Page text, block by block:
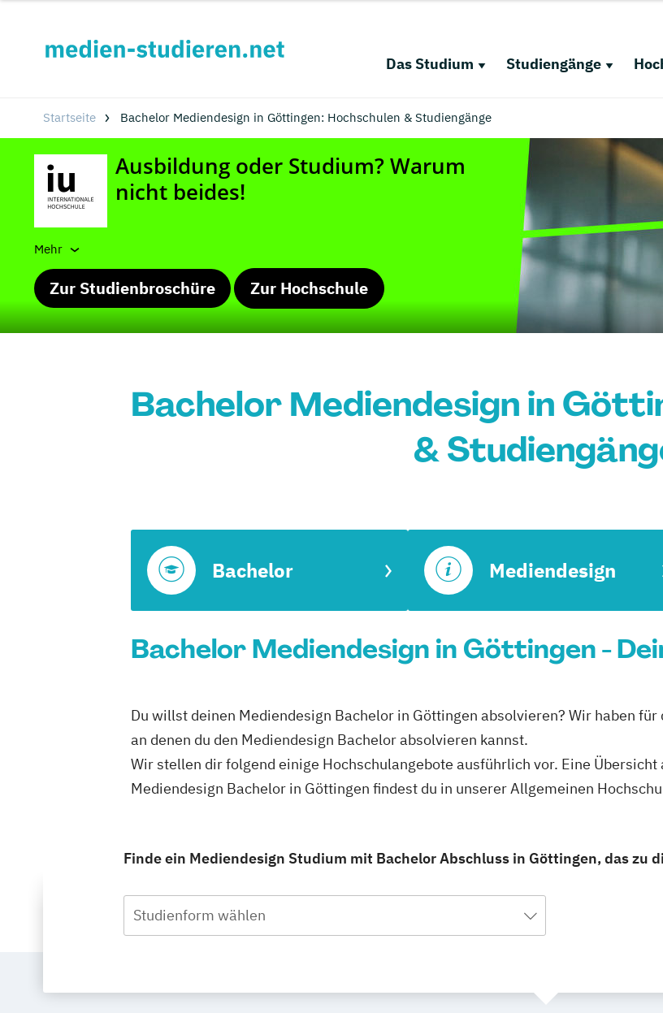
Das Studium Studiengänge
Startseite Bachelor Mediendesign in Göttingen: Hochschulen & Studiengänge
Mehr
Zur Studienbroschüre Zur Hochschule
Bachelor Mediendesign in
&
Bachelor Mediendesign
Bachelor Mediendesign in Göttingen -
Du willst deinen Mediendesign Bachelor in Göttingen absolvieren? Wir haben
an denen du den Mediendesign Bachelor absolvieren kannst.
Wir stellen dir folgend einige Hochschulangebote ausführlich vor. Eine
Mediendesign Bachelor in Göttingen findest du in unserer Allgemeinen
Finde ein Mediendesign Studium mit Bachelor Abschluss in Göttingen, das zu
Studienform wählen